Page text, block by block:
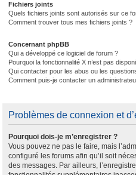
Fichiers joints
Quels fichiers joints sont autorisés sur ce
Comment trouver tous mes fichiers joints ?
Concernant phpBB
Qui a développé ce logiciel de forum ?
Pourquoi la fonctionnalité X n’est pas
Qui contacter pour les abus ou les
Comment puis-je contacter un
Problèmes de connexion et
Pourquoi dois-je m’enregistrer ?
Vous pouvez ne pas le faire, mais
configuré les forums afin qu’il soit
des messages. Par ailleurs,